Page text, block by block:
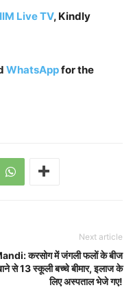
Live TV, Kindly
WhatsAppfor the
Next article
करसोग में जंगली फलों के बीज
से 13 स्कूली बच्चे बीमार, इलाज के
लिए अस्पताल भेजे गए!